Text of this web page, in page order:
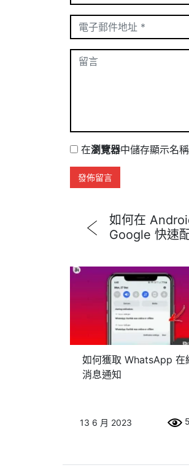
在瀏覽器中儲存顯示名
如何在
Google 快速
如何獲取 WhatsApp 在
消息通知
13 6 月 2023